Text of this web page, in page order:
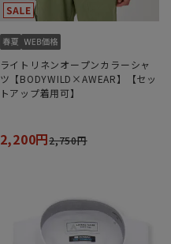
ライトリネンオープンカラーシャ
ツ【BODYWILD×AWEAR】【セッ
トアップ着用可】
2,200円2,750円